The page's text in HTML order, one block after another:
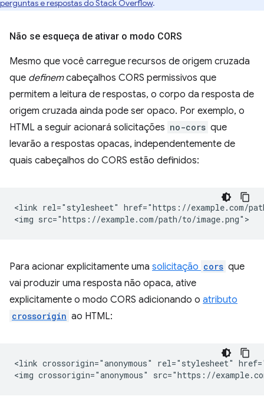
perguntas e respostas do Stack Overflow.
Não se esqueça de ativar o modo CORS
Mesmo que você carregue recursos de origem cruzada
que definemcabeçalhos CORS permissivos que
permitem a leitura de respostas, o corpo da resposta de
origem cruzada ainda pode ser opaco. Por exemplo, o
HTML a seguir acionará solicitações no-cors que
levarão a respostas opacas, independentemente de
quais cabeçalhos do CORS estão definidos:
<link rel="stylesheet" href="https://example.com/
Para acionar explicitamente uma solicitação cors que
vai produzir uma resposta não opaca, ative
explicitamente o modo CORS adicionando o atributo
crossorigin ao HTML:
<link crossorigin="anonymous" rel="stylesheet"